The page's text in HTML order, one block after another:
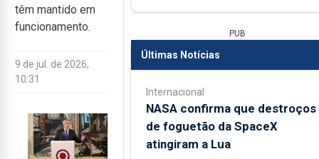
têm mantido em
funcionamento.
9 de jul. de 2026,
10:31
PUB
Últimas Notícias
Internacional
NASA confirma que destroços
de foguetão da SpaceX
atingiram a Lua